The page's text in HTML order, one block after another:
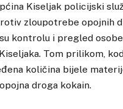
Kiseljak policijski
zloupotrebe opojnih
kontrolu i pregled osobe
Tom prilikom,
količina bijele
droga kokain.